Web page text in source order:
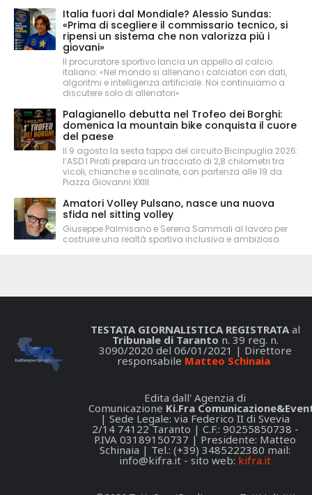
Italia fuori dal Mondiale? Alessio Sundas:
«Prima di scegliere il commissario tecnico, si
ripensi un sistema che non valorizza più i
giovani»
Il procuratore sportivo lancia un appello al calcio
italiano: «Nel mondo si allenano i calciatori con dati,
algoritmi e intelligenza artificiale. Noi continuiamo a
discutere solo di allenatori»
Palagianello debutta nel Trofeo dei Borghi:
domenica la mountain bike conquista il cuore
del paese
Il 9 agosto la sesta tappa del circuito Bicinpuglia 2026:
l’ASD I Pirati prepara un tracciato di 2,8 chilometri tra
vicoli, chianche e scalinate, con partenza alle 19 da
Piazza Giovanni XXIII
Amatori Volley Pulsano, nasce una nuova
sfida nel sitting volley
Giuseppe Palmisano e Serena Sammali al lavoro per
costruire una realtà sportiva inclusiva e ambiziosa
TESTATA GIORNALISTICA REGISTRATAal
Tribunale di Taranto n. 39 reg. n.
3090/2020 del 06/01/2021 | Direttore
responsabile Matteo Schinaia
Edita dall' Agenzia di
Comunicazione Ki.Fra
| Sede Legale: via Federico II di Svevia
2/14 74122 Taranto | C.F.: 90255850738 -
P.IVA 03189150737 | Presidente: Matteo
Schinaia | Tel.: (+39) 3485222380 mail:
info@kifra.it - sito web: kifra.it